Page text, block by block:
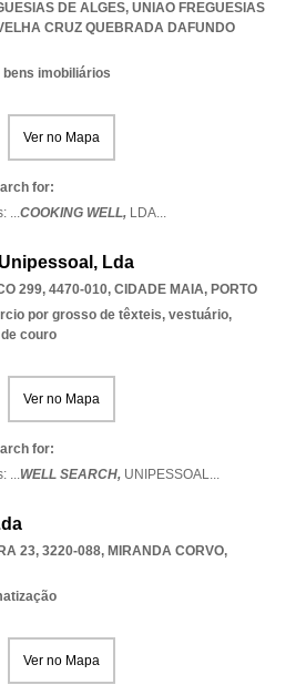
DE ALGES, UNIAO FREGUESIAS
CRUZ QUEBRADA DAFUNDO
imobiliários
Ver no Mapa
for:
...COOKING WELL, LDA...
Lda
299, 4470-010, CIDADE MAIA, PORTO
por grosso de têxteis, vestuário,
couro
Ver no Mapa
for:
...WELL SEARCH, UNIPESSOAL...
23, 3220-088, MIRANDA CORVO,
Ver no Mapa